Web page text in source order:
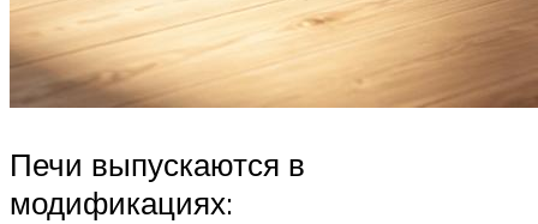
Печи выпускаются в
модификациях: